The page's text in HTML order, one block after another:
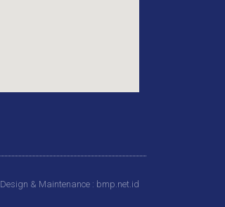
Design & Maintenance : bmp.net.id